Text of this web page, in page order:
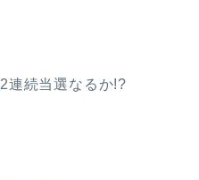
2連続当選なるか!?